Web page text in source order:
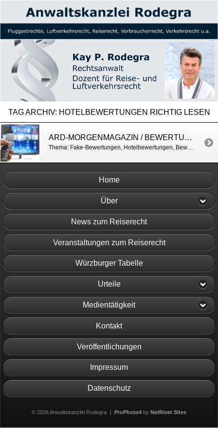
TAG ARCHIV: HOTELBEWERTUNGEN RICHTIG LESEN
ARD-MORGENMAGAZIN / BEWERTUNGEN IM INTERNET
Thema: Fake-Bewertungen, Hotelbewertungen, Bewertungen abgeben https://h7.cl/1fwmU
Home
Über
News zum Reiserecht
Veranstaltungen zum Reiserecht
Würzburger Tabelle
Urteile
Medientätigkeit
Kontakt
Veröffentlichungen
Impressum
Datenschutz
© 2026 Anwaltskanzlei Rodegra | ProPhoto4 byNetRivet Sites